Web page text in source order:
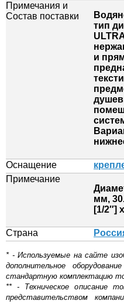
Примечания и
Состав поставки
тип
и
Оснащение
Примечание
мм,
[1/2″]
Страна
* - Используемые на сайте
дополнительное
стандартную комплектацию
** - Техническое описание
представительством